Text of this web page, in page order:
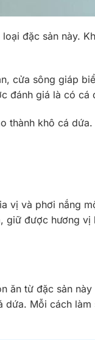
đặc sản này.
cửa sông giáp
đánh giá là có cá
thành khô cá dứa.
vị và phơi nắng
giữ được hương vị
ăn từ đặc sản
Mỗi cách làm